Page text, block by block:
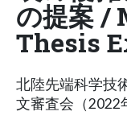
の提案 /
Thesis
北陸先端科学技
文審査会（2022